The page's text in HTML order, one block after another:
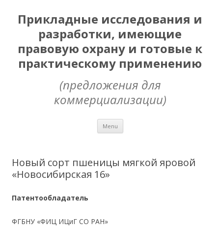
Прикладные исследования и
разработки, имеющие
правовую охрану и готовые к
практическому применению
(предложения для
коммерциализации)
Menu Skip
content
Новый сорт пшеницы мягкой яровой
«Новосибирская 16»
Патентообладатель
ФГБНУ «ФИЦ ИЦиГ СО РАН»